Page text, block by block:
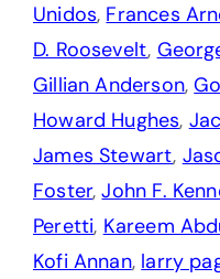
Unidos, Frances
D. Roosevelt,
Gillian Anderson,
Howard Hughes,
James Stewart,
Foster,John F.
Peretti, Kareem
Kofi Annan, larry